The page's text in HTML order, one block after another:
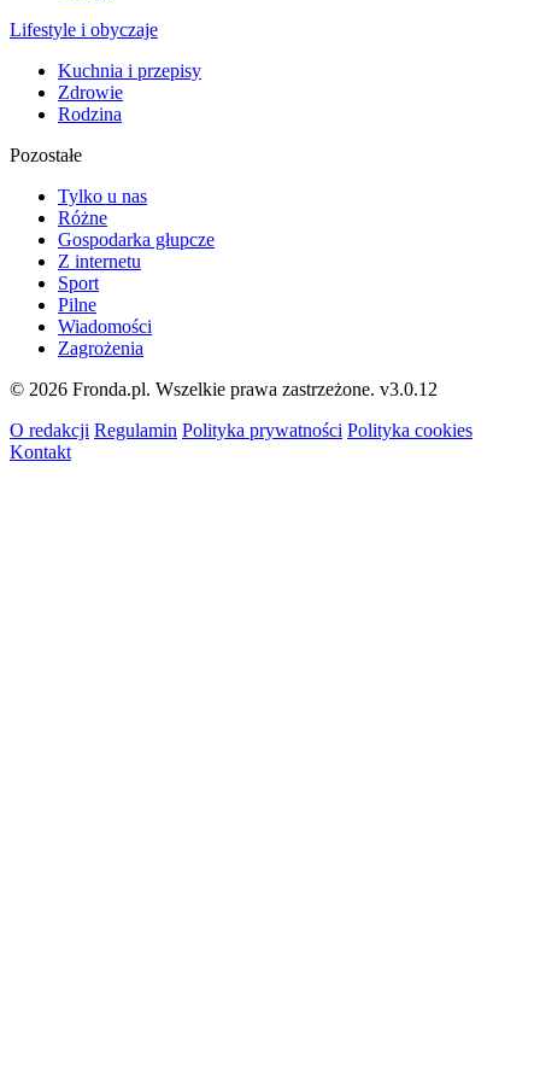
Lifestyle i obyczaje
Kuchnia i przepisy
Zdrowie
Rodzina
Pozostałe
Tylko u nas
Różne
Gospodarka głupcze
Z internetu
Sport
Pilne
Wiadomości
Zagrożenia
© 2026 Fronda.pl. Wszelkie prawa zastrzeżone. v3.0.12
O redakcji Regulamin Polityka prywatności Polityka cookies
Kontakt